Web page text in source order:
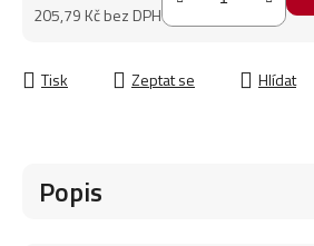
205,79 Kč bez DPH
Tisk Zeptat se Hlídat
Popis